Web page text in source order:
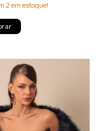
2em estoque!